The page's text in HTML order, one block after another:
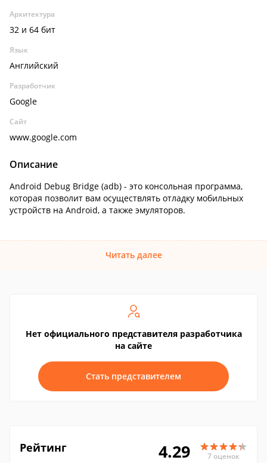
Архитектура
32 и 64 бит
Язык
Английский
Разработчик
Google
Сайт
www.google.com
Описание
Android Debug Bridge (adb) - это консольная программа,
которая позволит вам осуществлять отладку мобильных
устройств на Android, а также эмуляторов.
Читать далее
Нет официального представителя разработчика
на сайте
Стать представителем
Рейтинг 4.29 7 оценок